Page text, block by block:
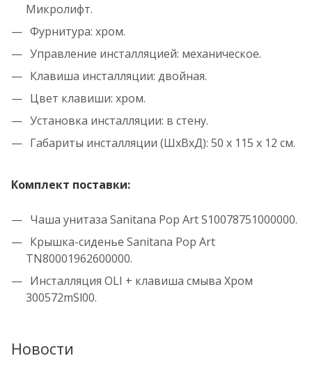
Микролифт.
Фурнитура: хром.
Управление инсталляцией: механическое.
Клавиша инсталляции: двойная.
Цвет клавиши: хром.
Установка инсталляции: в стену.
Габариты инсталляции (ШхВхД): 50 х 115 х 12 см.
Комплект поставки:
Чаша унитаза Sanitana Pop Art S10078751000000.
Крышка-сиденье Sanitana Pop Art
TN80001962600000.
Инсталляция OLI + клавиша смыва Хром
300572mSl00.
Новости